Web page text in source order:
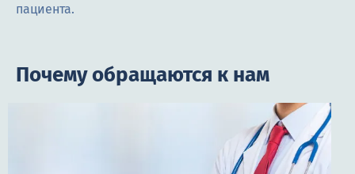
пациента.
Почему обращаются к нам